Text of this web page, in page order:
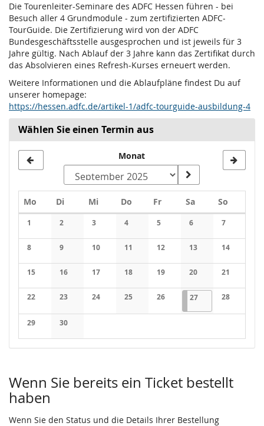
Die Tourenleiter-Seminare des ADFC Hessen führen - bei
Besuch aller 4 Grundmodule - zum zertifizierten ADFC-
TourGuide. Die Zertifizierung wird von der ADFC
Bundesgeschäftsstelle ausgesprochen und ist jeweils für 3
Jahre gültig. Nach Ablauf der 3 Jahre kann das Zertifikat durch
das Absolvieren eines Refresh-Kurses erneuert werden.
Weitere Informationen und die Ablaufpläne findest Du auf
unserer homepage:
https://hessen.adfc.de/artikel-1/adfc-tourguide-ausbildung-4
Wählen Sie einen Termin aus
Monat
Kalender
Mo Montag
DiDienstag
MiMittwoch
Do Donnerstag
FrFreitagSaSamstag
So
1
Keine Veranstaltungen
2
Keine Veranstaltungen
3
Keine Veranstaltungen
4
Keine Veranstaltungen
5
Keine Veranstaltungen
6
Keine
7
Keine
8
Keine Veranstaltungen
9
Keine Veranstaltungen
10
Keine Veranstaltungen
11
Keine Veranstaltungen
12
Keine Veranstaltungen
13
Keine
14
Keine
15
Keine Veranstaltungen
16
Keine Veranstaltungen
17
Keine Veranstaltungen
18
Keine Veranstaltungen
19
Keine Veranstaltungen
20
Keine
21
Keine
22
Keine Veranstaltungen
23
Keine Veranstaltungen
24
Keine Veranstaltungen
25
Keine Veranstaltungen
26
Keine Veranstaltungen
2727.09.2025
1 Veranstaltung
28
Keine
29
Keine Veranstaltungen
30
Keine Veranstaltungen
Wenn Sie bereits ein Ticket bestellt
haben
Wenn Sie den Status und die Details Ihrer Bestellung